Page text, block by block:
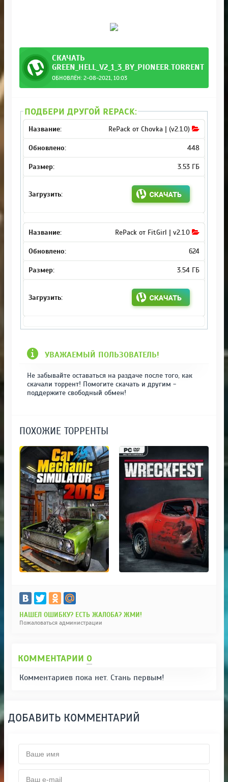
СКАЧАТЬ
GREEN_HELL_V2_1_3_BY_PIONEER.TORRENT
ОБНОВЛЁН: 2-08-2021, 10:03
ПОДБЕРИ ДРУГОЙ REPACK:
RePack от Chovka | (v2.1.0)
448
3.53 ГБ
RePack от FitGirl | v2.1.0
624
3.54 ГБ
УВАЖАЕМЫЙ ПОЛЬЗОВАТЕЛЬ!
Не забывайте оставаться на раздаче после того, как
скачали торрент! Помогите скачать и другим -
поддержите свободный обмен!
ПОХОЖИЕ ТОРРЕНТЫ
НАШЕЛ ОШИБКУ? ЕСТЬ ЖАЛОБА? ЖМИ!
Пожаловаться администрации
КОММЕНТАРИИ 0
Комментариев пока нет. Стань первым!
ДОБАВИТЬ КОММЕНТАРИЙ